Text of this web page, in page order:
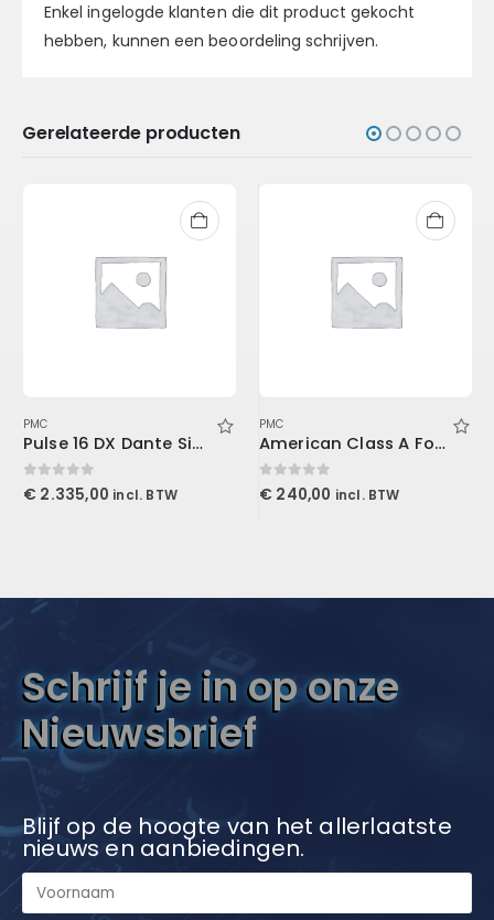
Enkel ingelogde klanten die dit product gekocht
hebben, kunnen een beoordeling schrijven.
Gerelateerde producten
PMC
Pulse 16 DX Dante Singlemode
0out of 5
€ 2.335,00 incl. BTW
PMC
American Class A For Console1
0out of 5
€ 240,00 incl. BTW
Schrijf je in op onze
Nieuwsbrief
Blijf op de hoogte van het allerlaatste
nieuws en aanbiedingen.